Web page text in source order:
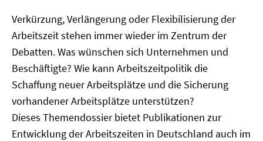
Verkürzung, Verlängerung oder Flexibilisierung der
Arbeitszeit stehen immer wieder im Zentrum der
Debatten. Was wünschen sich Unternehmen und
Beschäftigte? Wie kann Arbeitszeitpolitik die
Schaffung neuer Arbeitsplätze und die Sicherung
vorhandener Arbeitsplätze unterstützen?
Dieses Themendossier bietet Publikationen zur
Entwicklung der Arbeitszeiten in Deutschland auch im